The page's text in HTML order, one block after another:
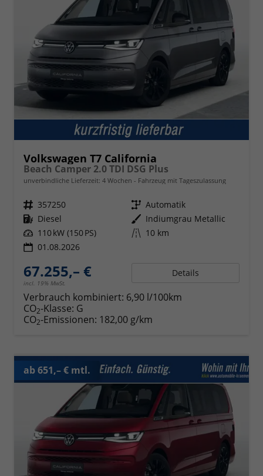
Volkswagen T7 California
Beach Camper 2.0 TDI DSG Plus
unverbindliche Lieferzeit: 4 Wochen Fahrzeug mit Tageszulassung
Fahrzeugnr. 357250 Getriebe Automatik
Kraftstoff Diesel Außenfarbe Indiumgrau Metallic
Leistung 110 kW (150 PS) Kilometerstand 10 km
01.08.2026
67.255,– €
incl. 19% MwSt.
Details
Verbrauch kombiniert: 6,90 l/100km
CO2-Klasse: G
CO2-Emissionen: 182,00 g/km
ab 651,– € mtl.